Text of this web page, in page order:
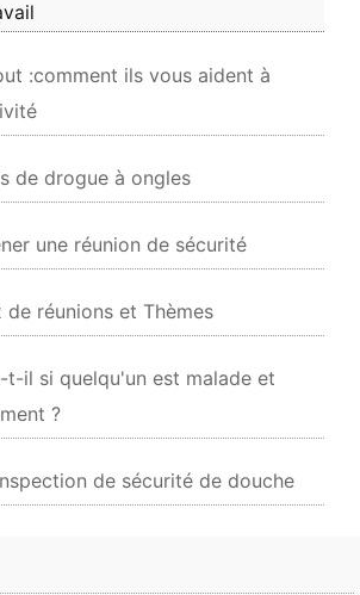
:comment ils vous aident à
de drogue à ongles
une réunion de sécurité
de réunions et Thèmes
t-il si quelqu'un est malade et
?
de sécurité de douche